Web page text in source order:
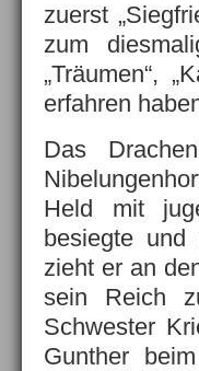
zuerst
zum
„Träumen“,
erfahren
Das
Held mit
besiegte und
zieht er an
sein Reich
Schwester
Gunther